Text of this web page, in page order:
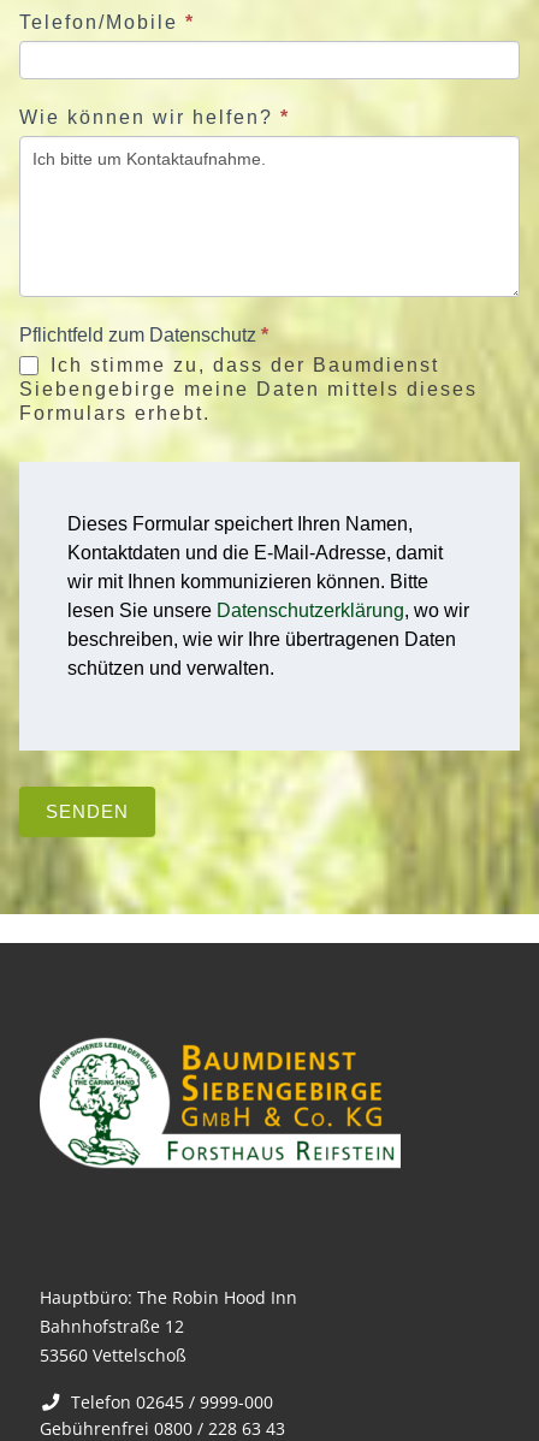
Telefon/Mobile *
Wie können wir helfen? *
Pflichtfeld zum Datenschutz *
Ich stimme zu, dass der Baumdienst
Siebengebirge meine Daten mittels dieses
Formulars erhebt.
Dieses Formular speichert Ihren Namen,
Kontaktdaten und die E-Mail-Adresse, damit
wir mit Ihnen kommunizieren können. Bitte
lesen Sie unsere Datenschutzerklärung, wo wir
beschreiben, wie wir Ihre übertragenen Daten
schützen und verwalten.
SENDEN
Hauptbüro: The Robin Hood Inn
Bahnhofstraße 12
53560 Vettelschoß
Telefon 02645 / 9999-000
Gebührenfrei 0800 / 228 63 43